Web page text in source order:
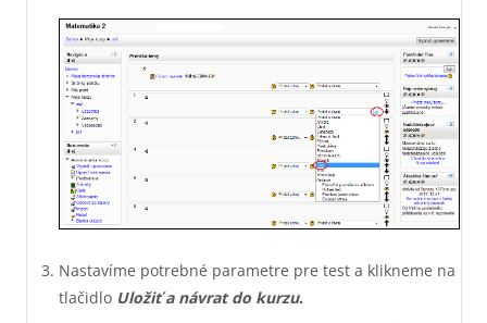
Nastavíme potrebné parametre pre test a klikneme na
tlačidlo Uložiť a návrat do kurzu.